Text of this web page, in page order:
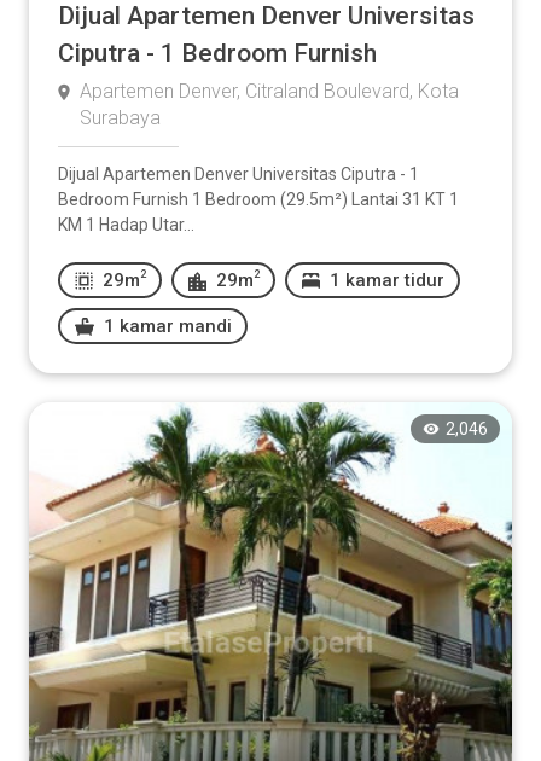
Dijual Apartemen Denver Universitas
Ciputra - 1 Bedroom Furnish
Apartemen Denver, Citraland Boulevard, Kota
Surabaya
Dijual Apartemen Denver Universitas Ciputra - 1
Bedroom Furnish 1 Bedroom (29.5m²) Lantai 31 KT 1
KM 1 Hadap Utar...
29m 2 29m 2 1 kamar tidur
1 kamar mandi
2,046